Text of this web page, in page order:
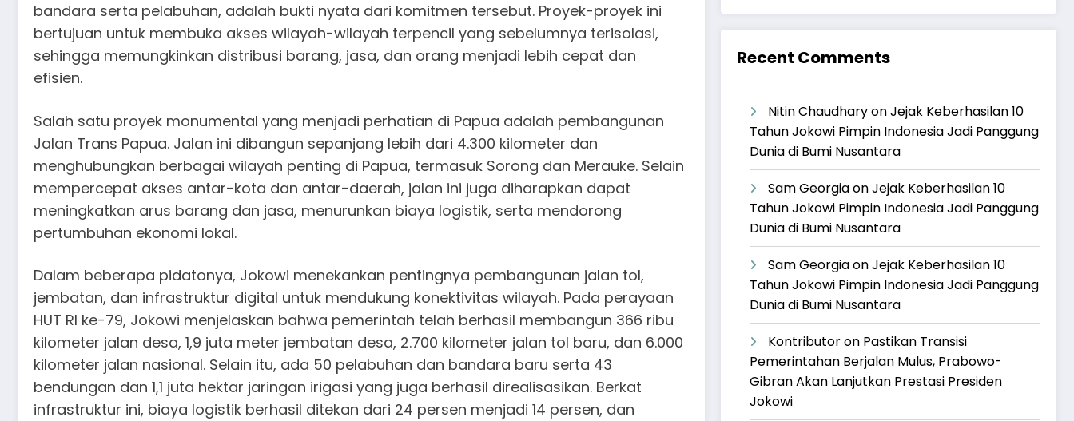
bandara serta pelabuhan, adalah bukti nyata dari komitmen tersebut. Proyek-proyek ini
bertujuan untuk membuka akses wilayah-wilayah terpencil yang sebelumnya terisolasi,
sehingga memungkinkan distribusi barang, jasa, dan orang menjadi lebih cepat dan
efisien.
Salah satu proyek monumental yang menjadi perhatian di Papua adalah pembangunan
Jalan Trans Papua. Jalan ini dibangun sepanjang lebih dari 4.300 kilometer dan
menghubungkan berbagai wilayah penting di Papua, termasuk Sorong dan Merauke. Selain
mempercepat akses antar-kota dan antar-daerah, jalan ini juga diharapkan dapat
meningkatkan arus barang dan jasa, menurunkan biaya logistik, serta mendorong
pertumbuhan ekonomi lokal.
Dalam beberapa pidatonya, Jokowi menekankan pentingnya pembangunan jalan tol,
jembatan, dan infrastruktur digital untuk mendukung konektivitas wilayah. Pada perayaan
HUT RI ke-79, Jokowi menjelaskan bahwa pemerintah telah berhasil membangun 366 ribu
kilometer jalan desa, 1,9 juta meter jembatan desa, 2.700 kilometer jalan tol baru, dan 6.000
kilometer jalan nasional. Selain itu, ada 50 pelabuhan dan bandara baru serta 43
bendungan dan 1,1 juta hektar jaringan irigasi yang juga berhasil direalisasikan. Berkat
infrastruktur ini, biaya logistik berhasil ditekan dari 24 persen menjadi 14 persen, dan
Recent Comments
Nitin ChaudharyonJejak Keberhasilan 10
Tahun Jokowi Pimpin Indonesia Jadi Panggung
Dunia di Bumi Nusantara
Sam GeorgiaonJejak Keberhasilan 10
Tahun Jokowi Pimpin Indonesia Jadi Panggung
Dunia di Bumi Nusantara
Sam GeorgiaonJejak Keberhasilan 10
Tahun Jokowi Pimpin Indonesia Jadi Panggung
Dunia di Bumi Nusantara
Kontributoron Pastikan Transisi
Pemerintahan Berjalan Mulus, Prabowo-
Gibran Akan Lanjutkan Prestasi Presiden
Jokowi